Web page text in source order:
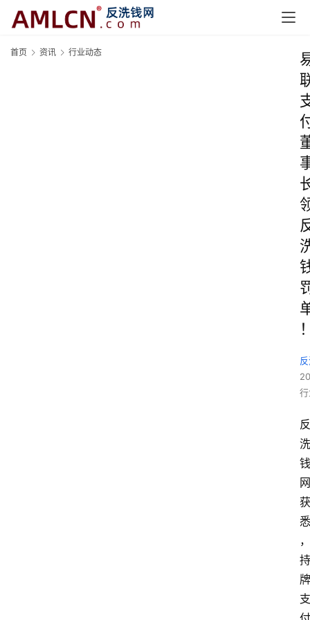
首页 资讯 行业动态
反
洗
钱
网
获
悉
，
持
牌
支